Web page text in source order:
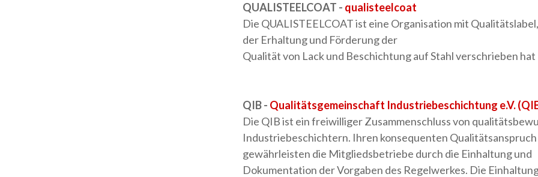
QUALISTEELCOAT - qualisteelcoat
Die QUALISTEELCOAT ist eine Organisation mit
der Erhaltung und Förderung der
Qualität von Lack und Beschichtung auf Stahl verschrieben hat
QIB - Qualitätsgemeinschaft Industriebeschichtung e.V.
Die QIB ist ein freiwilliger Zusammenschluss von
Industriebeschichtern. Ihren konsequenten Qualitätsanspruch
gewährleisten die Mitgliedsbetriebe durch die Einhaltung und
Dokumentation der Vorgaben des Regelwerkes. Die